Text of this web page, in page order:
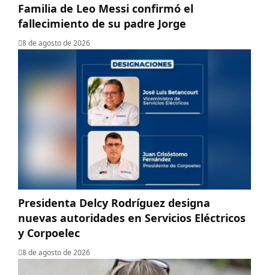
Familia de Leo Messi confirmó el
fallecimiento de su padre Jorge
8 de agosto de 2026
Presidenta Delcy Rodríguez designa
nuevas autoridades en Servicios Eléctricos
y Corpoelec
8 de agosto de 2026